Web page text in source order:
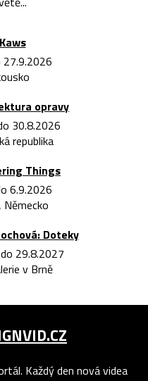
opravy
30.8.2026
republika
Things
6.9.2026
Německo
Doteky
29.8.2027
v Brně
Každý den nová videa